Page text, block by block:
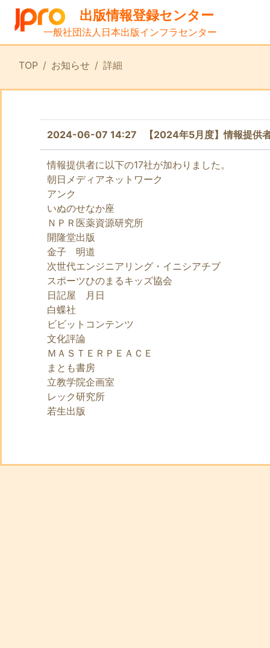
出版情報登録センター
一般社団法人日本出版インフラセンター
TOP お知らせ 詳細
2024-06-07 14:27 【2024年5月度】情報提供
情報提供者に以下の17社が加わりました。
朝日メディアネットワーク
アンク
いぬのせなか座
ＮＰＲ医薬資源研究所
開隆堂出版
金子 明道
次世代エンジニアリング・イニシアチブ
スポーツひのまるキッズ協会
日記屋 月日
白蝶社
ビビットコンテンツ
文化評論
ＭＡＳＴＥＲＰＥＡＣＥ
まとも書房
立教学院企画室
レック研究所
若生出版